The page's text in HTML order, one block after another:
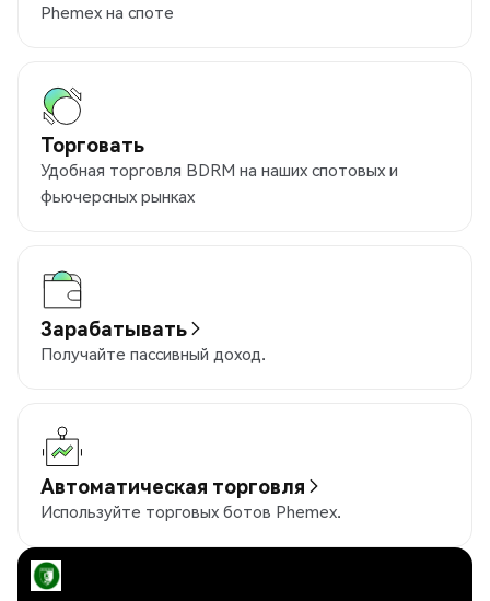
Phemex на споте
Торговать
Удобная торговля BDRM на наших спотовых и
фьючерсных рынках
Зарабатывать
Получайте пассивный доход.
Автоматическая торговля
Используйте торговых ботов Phemex.